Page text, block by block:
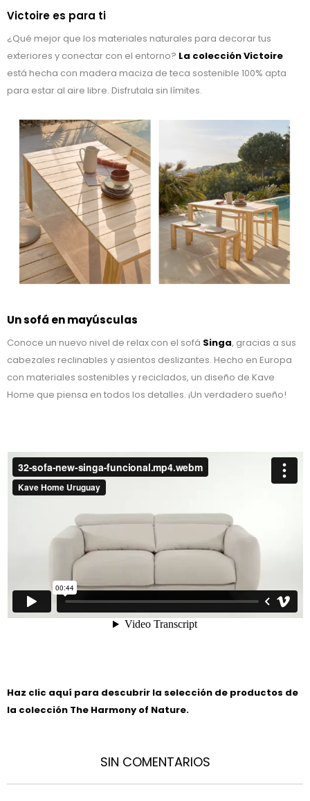
Victoire es para ti
¿Qué mejor que los materiales naturales para decorar tus
exteriores y conectar con el entorno? La colección Victoire
está hecha con madera maciza de teca sostenible 100% apta
para estar al aire libre. Disfrutala sin límites.
Un sofá en mayúsculas
Conoce un nuevo nivel de relax con el sofá Singa, gracias a sus
cabezales reclinables y asientos deslizantes. Hecho en Europa
con materiales sostenibles y reciclados, un diseño de Kave
Home que piensa en todos los detalles. ¡Un verdadero sueño!
Haz clic aquí para descubrir la selección de productos de
la colección The Harmony of Nature.
SIN COMENTARIOS